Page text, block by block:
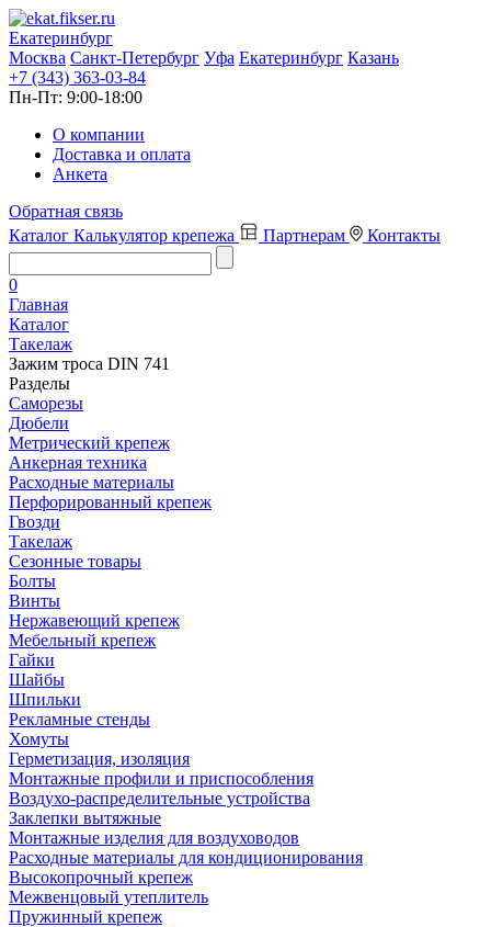
Екатеринбург
Москва Санкт-Петербург Уфа Екатеринбург Казань
+7 (343) 363-03-84
Пн-Пт: 9:00-18:00
О компании
Доставка и оплата
Анкета
Обратная связь
Каталог Калькулятор крепежа Партнерам Контакты
0
Главная
Каталог
Такелаж
Зажим троса DIN 741
Разделы
Саморезы
Дюбели
Метрический крепеж
Анкерная техника
Расходные материалы
Перфорированный крепеж
Гвозди
Такелаж
Сезонные товары
Болты
Винты
Нержавеющий крепеж
Мебельный крепеж
Гайки
Шайбы
Шпильки
Рекламные стенды
Хомуты
Герметизация, изоляция
Монтажные профили и приспособления
Воздухо-распределительные устройства
Заклепки вытяжные
Монтажные изделия для воздуховодов
Расходные материалы для кондиционирования
Высокопрочный крепеж
Межвенцовый утеплитель
Пружинный крепеж